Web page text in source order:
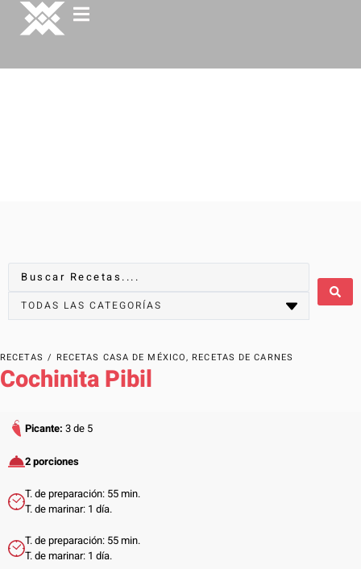
RECETAS / RECETAS CASA DE MÉXICO, RECETAS DE CARNES
Cochinita Pibil
Picante: 3 de 5
2 porciones
T. de preparación: 55 min.
T. de marinar: 1 día.
T. de preparación: 55 min.
T. de marinar: 1 día.